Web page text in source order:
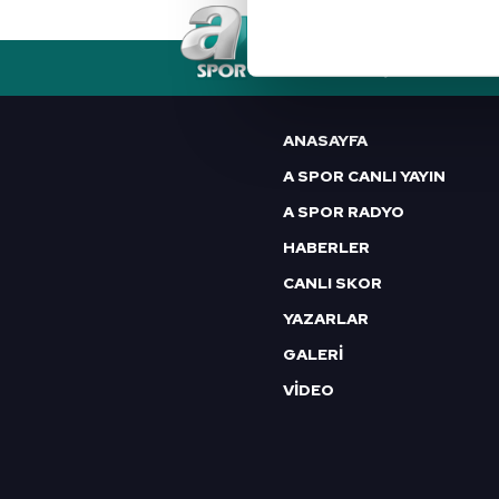
Her halükârda, kullanıcılar,
çerezler vasıtasıyla çeşitli
amacıyla kullanılmaktadır.
reklam/pazarlama
Çerezlere ilişkin tercihlerinizi
6698 sayılı Kişisel Verilerin
mevzuata uygun olarak
ANASAYFA
A SPOR CANLI YAYIN
A SPOR RADYO
HABERLER
CANLI SKOR
YAZARLAR
GALERİ
VİDEO